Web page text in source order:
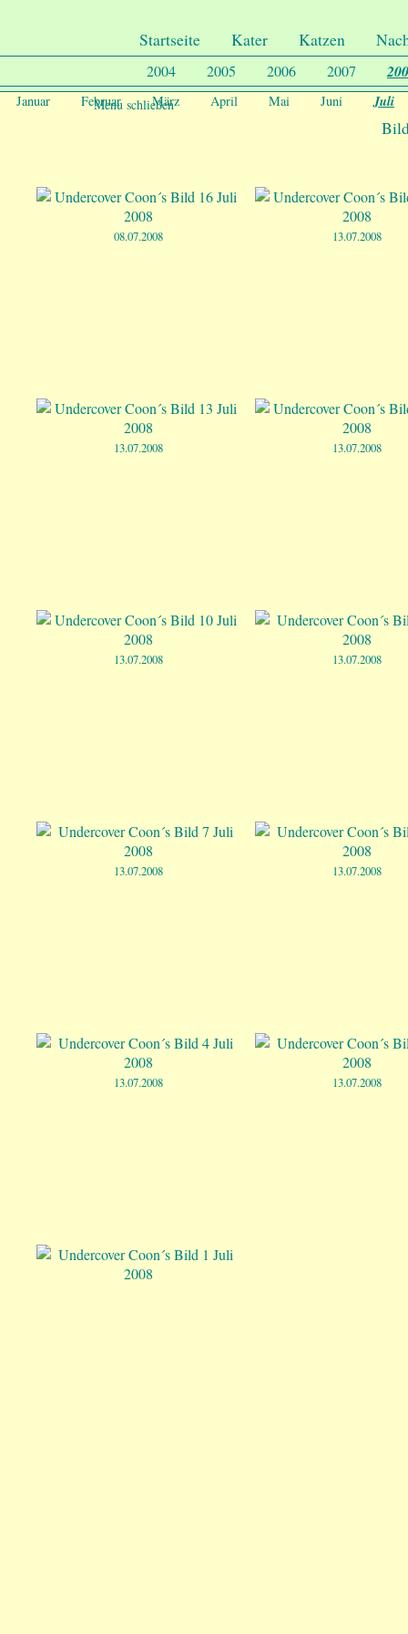
Startseite Kater Katzen
2004 2005 2006 2007
Januar Februar März April Mai Juni Juli
Menu schließen
08.07.2008 13.07.2008
13.07.2008 13.07.2008
13.07.2008 13.07.2008
13.07.2008 13.07.2008
13.07.2008 13.07.2008